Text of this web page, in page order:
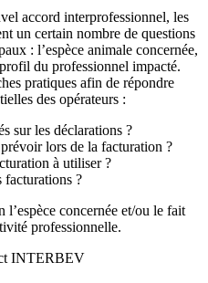
accord interprofessionnel, les
un certain nombre de questions
: l’espèce animale concernée,
du professionnel impacté.
pratiques afin de répondre
des opérateurs :
sur les déclarations ?
lors de la facturation ?
à utiliser ?
facturations ?
l’espèce concernée et/ou le fait
professionnelle.
INTERBEV